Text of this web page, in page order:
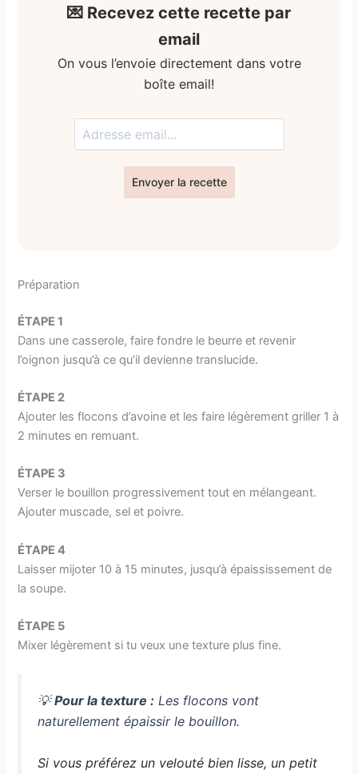
💌 Recevez cette recette par
email
On vous l’envoie directement dans votre
boîte email!
Envoyer la recette
Préparation
ÉTAPE 1
Dans une casserole, faire fondre le beurre et revenir
l’oignon jusqu’à ce qu’il devienne translucide.
ÉTAPE 2
Ajouter les flocons d’avoine et les faire légèrement griller 1 à
2 minutes en remuant.
ÉTAPE 3
Verser le bouillon progressivement tout en mélangeant.
Ajouter muscade, sel et poivre.
ÉTAPE 4
Laisser mijoter 10 à 15 minutes, jusqu’à épaississement de
la soupe.
ÉTAPE 5
Mixer légèrement si tu veux une texture plus fine.
💡Pour la texture : Les flocons vont
naturellement épaissir le bouillon.
Si vous préférez un velouté bien lisse, un petit